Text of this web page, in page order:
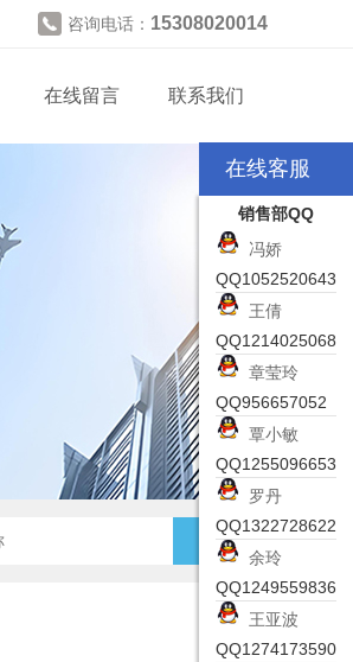
咨询电话： 15308020014
在线留言 联系我们
在线客服
销售部QQ
冯娇
QQ1052520643
王倩
QQ1214025068
章莹玲
QQ956657052
覃小敏
QQ1255096653
罗丹
QQ1322728622
余玲
QQ1249559836
王亚波
QQ1274173590